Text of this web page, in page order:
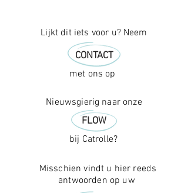
Lijkt dit iets voor u? Neem
CONTACT
met ons op
Nieuwsgierig naar onze
FLOW
bij Catrolle?
Misschien vindt u hier reeds
antwoorden op uw